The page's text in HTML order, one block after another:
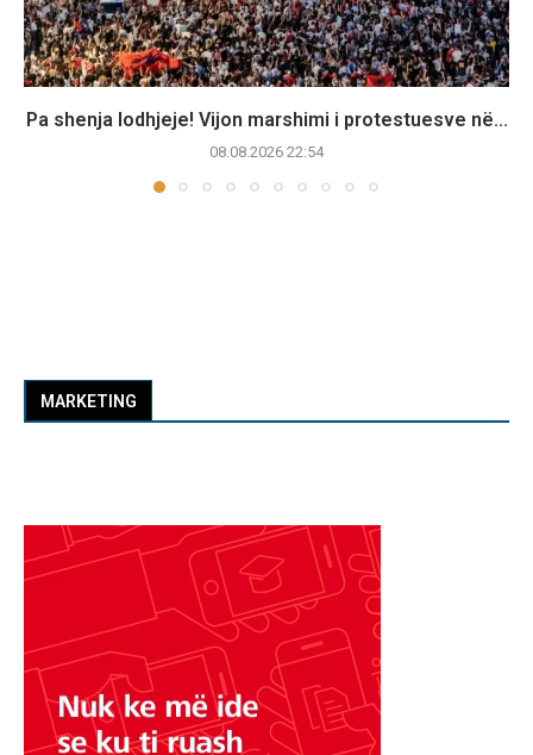
Pa shenja lodhjeje! Vijon marshimi i protestuesve në...
08.08.2026 22:54
MARKETING